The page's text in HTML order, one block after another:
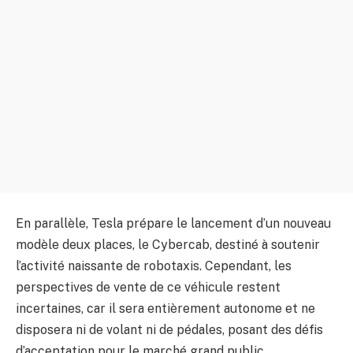
En parallèle, Tesla prépare le lancement d’un nouveau
modèle deux places, le Cybercab, destiné à soutenir
l’activité naissante de robotaxis. Cependant, les
perspectives de vente de ce véhicule restent
incertaines, car il sera entièrement autonome et ne
disposera ni de volant ni de pédales, posant des défis